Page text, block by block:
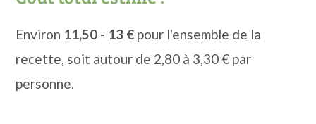
Environ 11,50 - 13 € pour l'ensemble de la
recette, soit autour de 2,80 à 3,30 € par
personne.